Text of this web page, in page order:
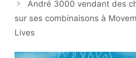
André 3000 vendant des
sur ses combinaisons à
Lives